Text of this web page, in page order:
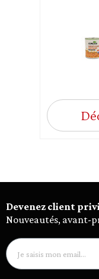
Devenez client
Nouveautés, avant-